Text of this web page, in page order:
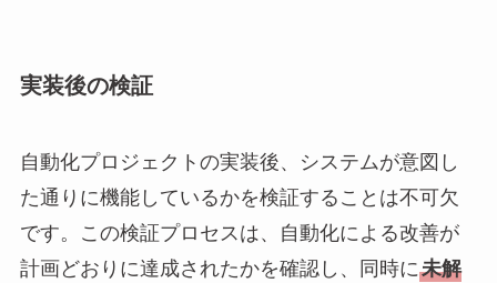
実装後の検証
自動化プロジェクトの実装後、システムが意図し
た通りに機能しているかを検証することは不可欠
です。この検証プロセスは、自動化による改善が
計画どおりに達成されたかを確認し、同時に未解